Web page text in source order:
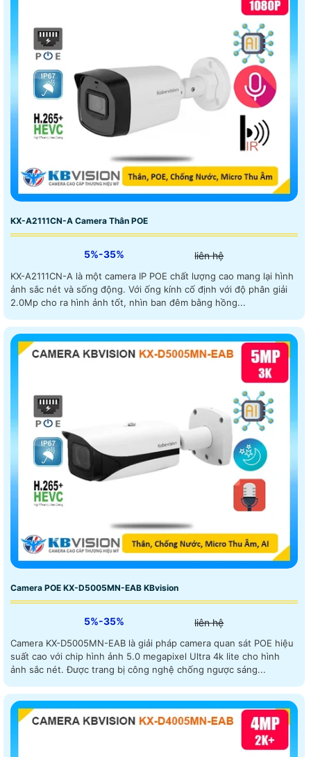
KX-A2111CN-A Camera Thân POE
5%-35% liên hệ
KX-A2111CN-A là một camera IP POE chất lượng cao mang lại hình
ảnh sắc nét và sống động. Với ống kính cố định với độ phân giải
2.0Mp cho ra hình ảnh tốt, nhìn ban đêm bằng hồng...
Camera POE KX-D5005MN-EAB KBvision
5%-35% liên hệ
Camera KX-D5005MN-EAB là giải pháp camera quan sát POE hiệu
suất cao với chip hình ảnh 5.0 megapixel Ultra 4k lite cho hình
ảnh sắc nét. Được trang bị công nghệ chống ngược sáng...